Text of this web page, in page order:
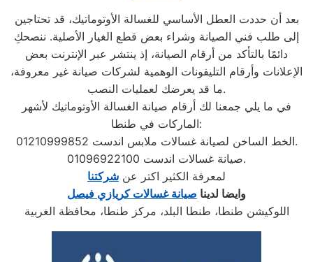
بعد أن حددت العطل الأساسي للغسالة الأوتوماتيك، قد تحتاجين
إلى طلب فني الصيانة وشراء بعض قطع الغيار الأصلية. ننصحكِ
دائمًا بالتأكد من أرقام الصيانة، إذ ينتشر عبر الإنترنت بعض
الإعلانات وأرقام التليفونات الوهمية لشركات صيانة غير معروفة،
ما قد يعرضك لعمليات النصب.
في ما يلي جمعنا لك أرقام صيانة الغسالة الأوتوماتيك لأشهر
الماركات في طنطا:
الخط الساخن لصيانة غسالات ملابس اندست 01210999852.
صيانة غسالات اندست 01096922100.
لمعرفة الكثير اكتر عن شركتنا
وايضا لدينا صيانة غسالات كريازي فيصل
اللوكيشن طنطا، طنطا البلد، مركز طنطا، محافظة الغربية